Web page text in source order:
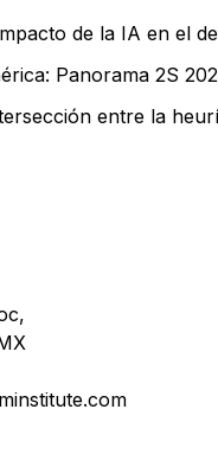
de la IA en el
Panorama 2S
entre la